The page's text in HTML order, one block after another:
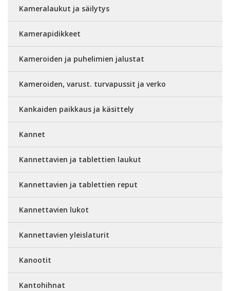
Kameralaukut ja säilytys
Kamerapidikkeet
Kameroiden ja puhelimien jalustat
Kameroiden, varust. turvapussit ja verko
Kankaiden paikkaus ja käsittely
Kannet
Kannettavien ja tablettien laukut
Kannettavien ja tablettien reput
Kannettavien lukot
Kannettavien yleislaturit
Kanootit
Kantohihnat